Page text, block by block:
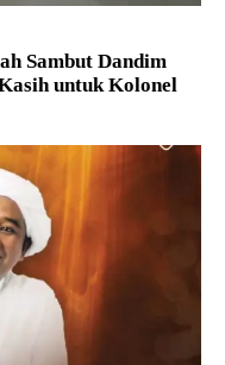
Sambut Dandim
untuk Kolonel